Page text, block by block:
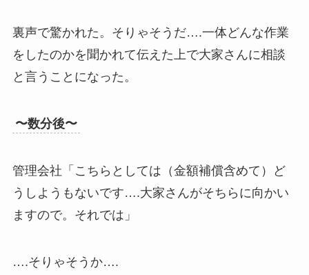
裏声で驚かれた。そりゃそうだ….一体どんな作業
をしたのかを聞かれて伝えた上で大家さんに相談
と言うことになった。
〜数分後〜
管理会社「こちらとしては（金額補償含めて）ど
うしようもないです….大家さんがそちらに向かい
ますので。それでは」
….そりゃそうか….